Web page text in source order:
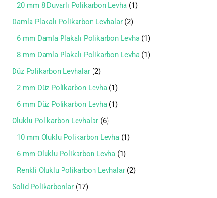
20 mm 8 Duvarlı Polikarbon Levha 1
Damla Plakalı Polikarbon Levhalar 2
6 mm Damla Plakalı Polikarbon Levha 1
8 mm Damla Plakalı Polikarbon Levha 1
Düz Polikarbon Levhalar 2
2 mm Düz Polikarbon Levha 1
6 mm Düz Polikarbon Levha 1
Oluklu Polikarbon Levhalar 6
10 mm Oluklu Polikarbon Levha 1
6 mm Oluklu Polikarbon Levha 1
Renkli Oluklu Polikarbon Levhalar 2
Solid Polikarbonlar 17